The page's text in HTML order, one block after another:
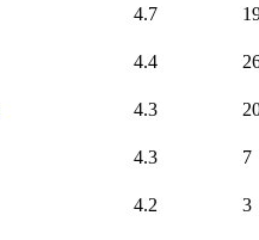
4.7
4.4
4.3
4.3
7
4.2
3